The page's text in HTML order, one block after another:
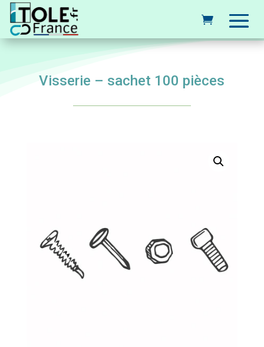
Visserie – sachet 100 pièces